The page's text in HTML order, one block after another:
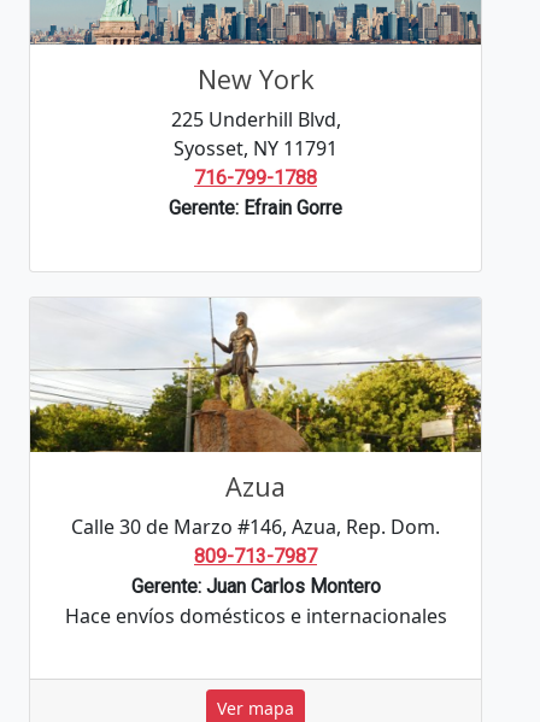
New York
225 Underhill Blvd,
Syosset, NY 11791
716-799-1788
Gerente: Efrain Gorre
Azua
Calle 30 de Marzo #146, Azua, Rep. Dom.
809-713-7987
Gerente: Juan Carlos Montero
Hace envíos domésticos e internacionales
Ver mapa